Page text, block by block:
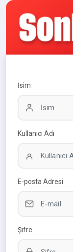
İsim
Kullanıcı Adı
E-posta Adresi
Şifre